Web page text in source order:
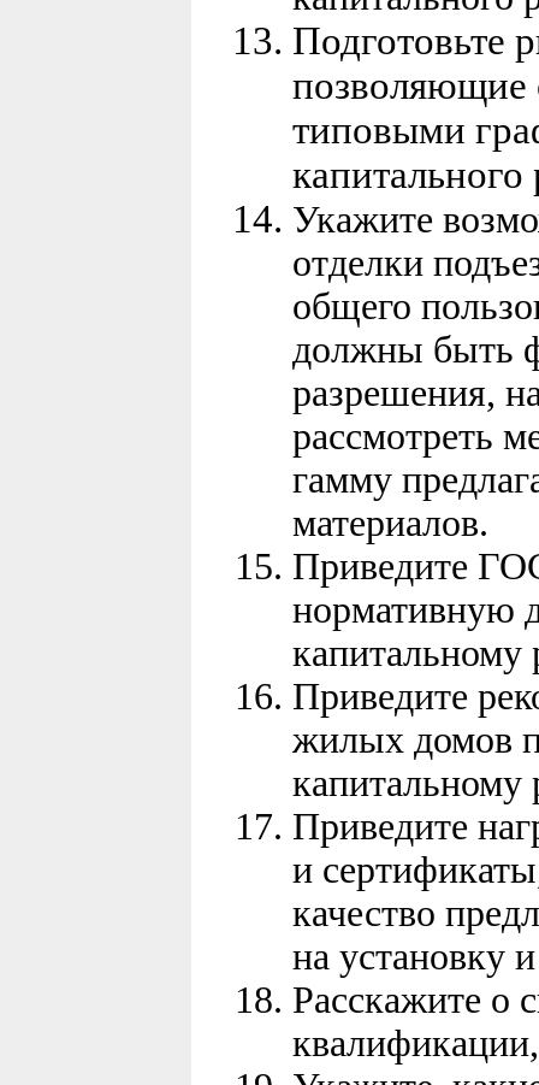
Подготовьте
позволяющие
типовыми
Укажите
отделки
общего
должны быть
разрешения,
рассмотреть
гамму
материалов.
Приведите
нормативную
капитальному
Приведите
жилых домов
капитальному
Приведите
и
качество
на установку
Расскажите о